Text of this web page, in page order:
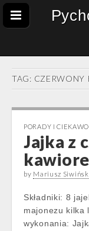
TAG: CZERWONY
PORADY I
Jajka z
by Mariusz
Składniki: 8
majonezu kilka
wykonania: